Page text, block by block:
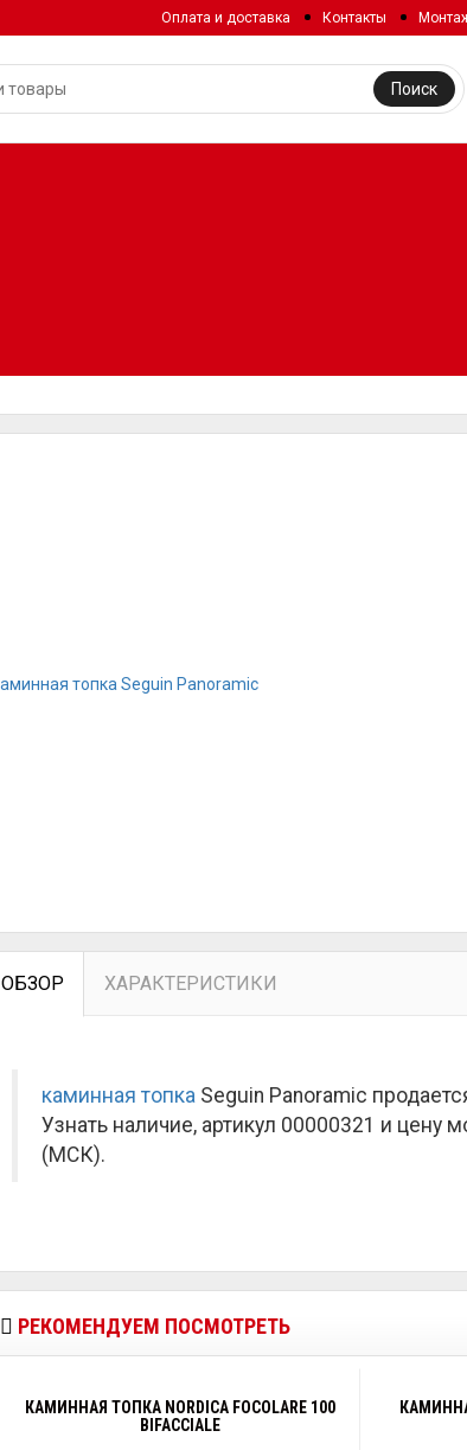
Оплата и доставка Контакты
Поиск
ОБЗОР ХАРАКТЕРИСТИКИ
каминная топка Seguin Panoramic
Узнать наличие, артикул 00000321 и цену
(МСК).
РЕКОМЕНДУЕМ ПОСМОТРЕТЬ
КАМИННАЯ ТОПКА NORDICA FOCOLARE 100
BIFACCIALE